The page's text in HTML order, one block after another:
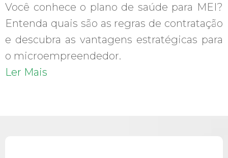
Você conhece o plano de saúde para MEI?
Entenda quais são as regras de contratação
e descubra as vantagens estratégicas para
o microempreendedor.
Ler Mais